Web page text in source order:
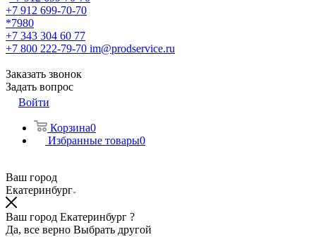
+7 912 699-70-70
*7980
+7 343 304 60 77
+7 800 222-79-70 im@prodservice.ru
Заказать звонок
Задать вопрос
Войти
Корзина0
Избранные товары0
Ваш город
Екатеринбург
Ваш город Екатеринбург ?
Да, все верно Выбрать другой